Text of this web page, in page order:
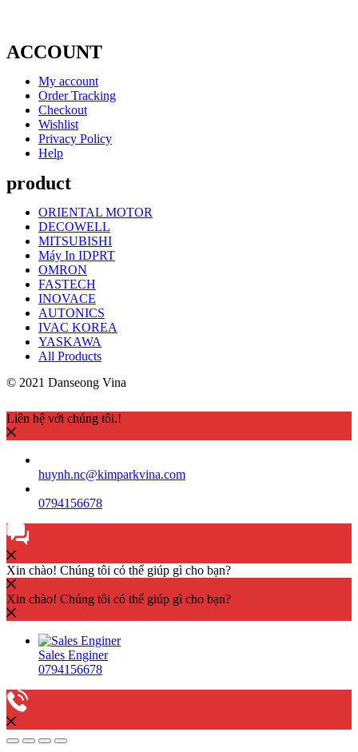
ACCOUNT
My account
Order Tracking
Checkout
Wishlist
Privacy Policy
Help
product
ORIENTAL MOTOR
DECOWELL
MITSUBISHI
Máy In IDPRT
OMRON
FASTECH
INOVACE
AUTONICS
IVAC KOREA
YASKAWA
All Products
© 2021 Danseong Vina
Liên hệ với chúng tôi.!
huynh.nc@kimparkvina.com
0794156678
Xin chào! Chúng tôi có thể giúp gì cho bạn?
Xin chào! Chúng tôi có thể giúp gì cho bạn?
Sales Enginer
0794156678